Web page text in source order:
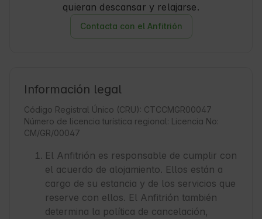
quieran descansar y relajarse.
Contacta con el Anfitrión
Información legal
Código Registral Único (CRU): CTCCMGR00047
Número de licencia turística regional: Licencia No:
CM/GR/00047
El Anfitrión es responsable de cumplir con
el acuerdo de alojamiento. Ellos están a
cargo de su estancia y de los servicios que
reserve con ellos. El Anfitrión también
determina la política de cancelación,